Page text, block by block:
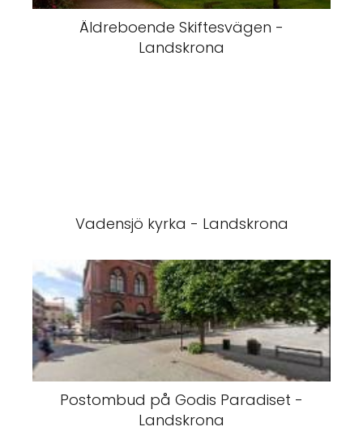
Äldreboende Skiftesvägen -
Landskrona
Vadensjö kyrka - Landskrona
Postombud på Godis Paradiset -
Landskrona